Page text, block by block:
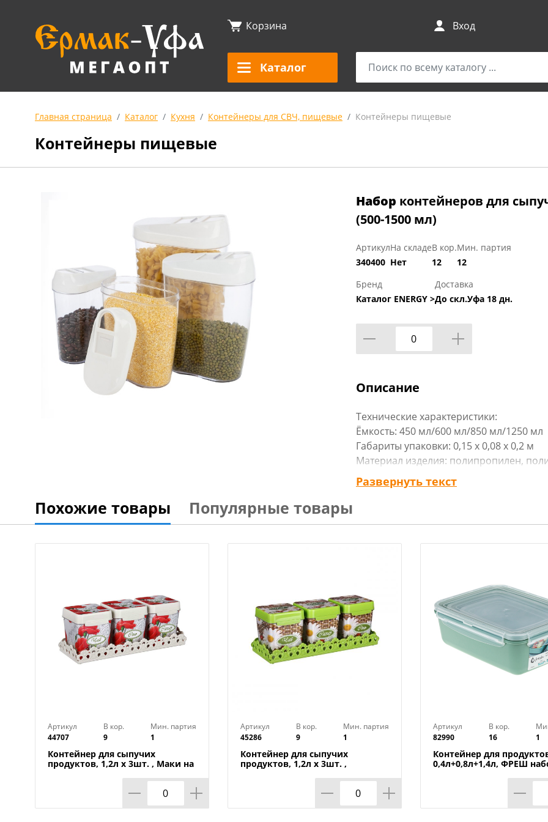
Корзина Вход
Каталог
Главная страница Каталог Кухня Контейнеры для СВЧ, пищевые Контейнеры пищевые
Контейнеры пищевые
Набор контейнеров для
(500-1500 мл)
Артикул
340400
На складе
Нет
В кор.
12
Мин. партия
12
Бренд
Каталог ENERGY >
Доставка
До скл.Уфа 18 дн.
Описание
Технические характеристики:
Ёмкость: 450 мл/600 мл/850 мл/1250 мл
Габариты упаковки: 0,15 х 0,08 х 0,2 м
Материал изделия: полипропилен,
Вес: 359 гр
Бренд: «Рыжий кот»
Развернуть текст
Похожие товары Популярные товары
Артикул
44707
В кор.
9
Мин. партия
1
Контейнер для сыпучих
продуктов, 1,2л х 3шт. , Маки на
Артикул
45286
В кор.
9
Мин. партия
1
Контейнер для сыпучих
продуктов, 1,2л х 3шт. ,
Артикул
82990
В кор.
16
1
Контейнер для
0,4л+0,8л+1,4л, ФРЕШ